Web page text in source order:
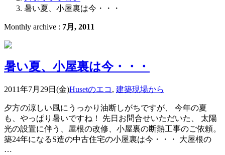
暑い夏、小屋裏は今・・・
Monthly archive : 7月, 2011
暑い夏、小屋裏は今・・・
2011年7月29日(金)Husetのエコ , 建築現場から
夕方の涼しい風にうっかり油断しがちですが、 今年の夏
も、やっぱり暑いですね！ 先日お問合せいただいた、 太陽
光の設置に伴う、屋根の改修、小屋裏の断熱工事のご依頼。
築24年になるS造の中古住宅の小屋裏は今・・・ 大屋根の
…